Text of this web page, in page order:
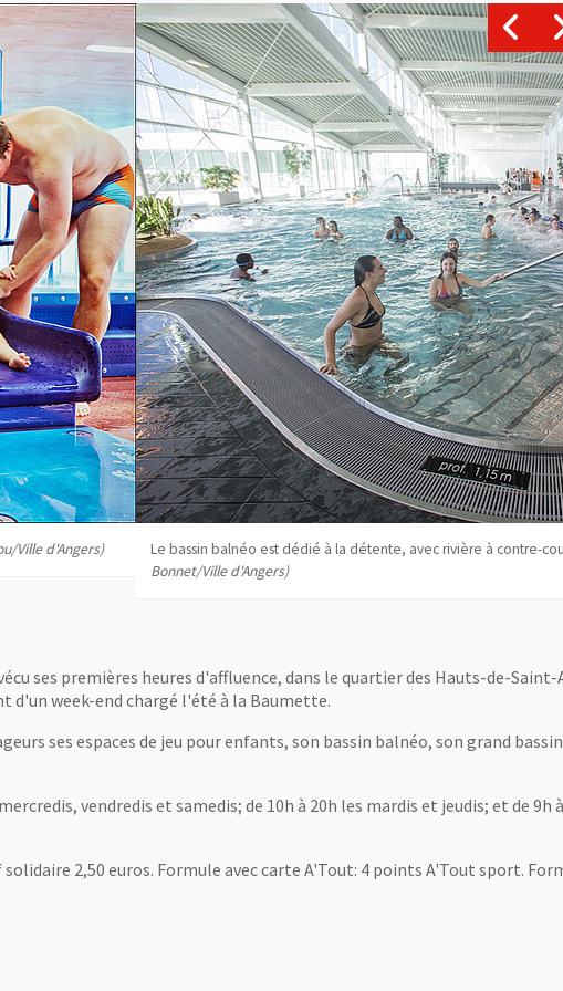
détente, avec rivière à contre-courant, jets massant, lits à bulles.(Photo: Thierry
ses premières heures d'affluence, dans le quartier des Hauts-de-
d'un week-end chargé l'été à la Baumette.
ses espaces de jeu pour enfants, son bassin balnéo, son grand
vendredis et samedis; de 10h à 20h les mardis et jeudis; et de 9h
2,50 euros. Formule avec carte A'Tout: 4 points A'Tout sport.